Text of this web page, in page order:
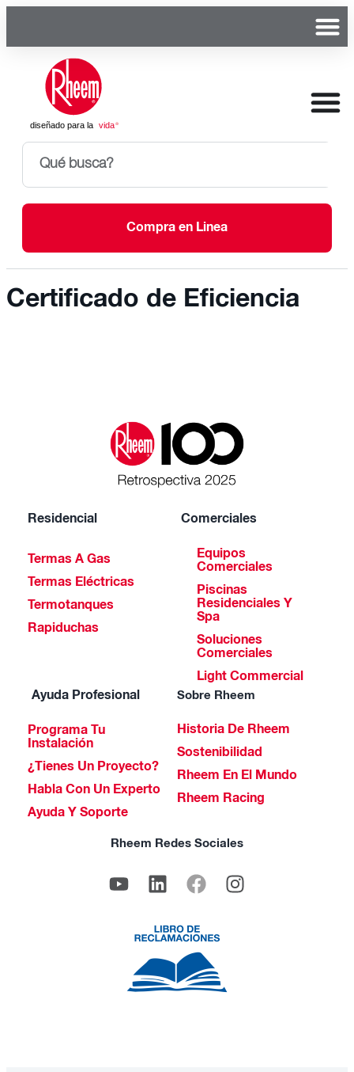
Compra en Linea
Certificado de Eficiencia
Residencial
Termas A Gas
Termas Eléctricas
Termotanques
Rapiduchas
Comerciales
Equipos
Comerciales
Piscinas
Residenciales Y
Spa
Soluciones
Comerciales
Light Commercial
Ayuda Profesional
Programa Tu
Instalación
¿Tienes Un Proyecto?
Habla Con Un Experto
Ayuda Y Soporte
Sobre Rheem
Historia De Rheem
Sostenibilidad
Rheem En El Mundo
Rheem Racing
Rheem Redes Sociales